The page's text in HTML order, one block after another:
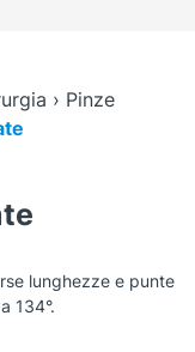
› Pinze
lunghezze e punte
134°.